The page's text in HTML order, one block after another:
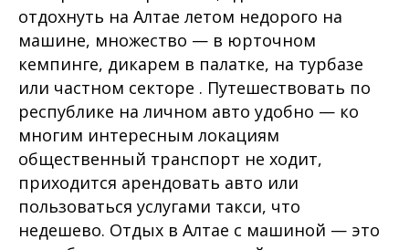
отдохнуть на Алтае летом недорого на
машине, множество — в юрточном
кемпинге, дикарем в палатке, на турбазе
или частном секторе . Путешествовать по
республике на личном авто удобно — ко
многим интересным локациям
общественный транспорт не ходит,
приходится арендовать авто или
пользоваться услугами такси, что
недешево. Отдых в Алтае с машиной — это